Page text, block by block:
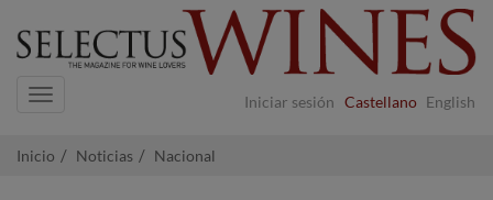
Iniciar sesión Castellano English
Navigation
Inicio Noticias Nacional